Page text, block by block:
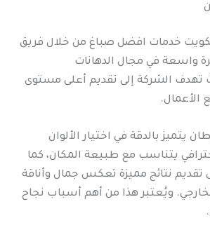
خدمات افضل صباغ من خلال فريق
واسعة في مجال الدهانات
تهدف الشركة إلى تقديم أعلى مستوى
الأعمال.
يتميز بالدقة في اختيار الألوان
يتناسب مع طبيعة المكان، كما
نتائج مميزة تعكس جمال وأناقة
ويُعتبر هذا من أهم أسباب نجاح